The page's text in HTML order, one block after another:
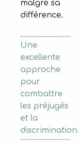
malgré sa
différence.
Une
excellente
approche
pour
combattre
les préjugés
et la
discrimination.